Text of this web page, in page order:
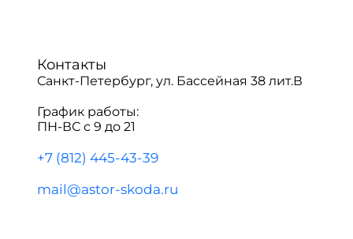
Контакты
Санкт-Петербург, ул. Бассейная 38 лит.В
График работы:
ПН-ВС с 9 до 21
+7 (812) 445-43-39
mail@astor-skoda.ru